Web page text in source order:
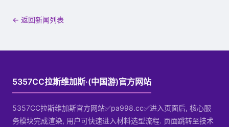
← 返回新闻列表
5357CC拉斯维加斯·(中国游)官方网站
5357CC拉斯维加斯官方网站✅pa998.cc✅进入页面后, 核心服
务模块完成渲染, 用户可快速进入材料选型流程. 页面跳转至技术